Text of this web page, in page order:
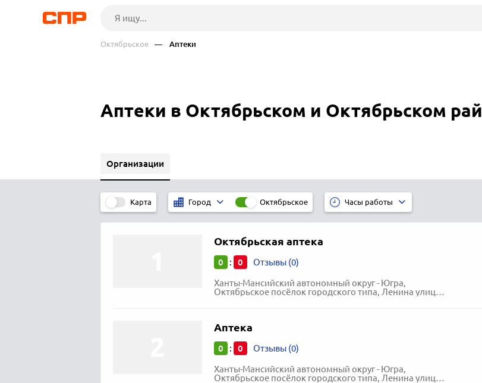
Октябрьское — Аптеки
Аптеки в Октябрьском и Октябрьском
Организации
Карта Город Октябрьское Часы работы
Октябрьская аптека
0 : 0 Отзывы (0)
Ханты-Мансийский автономный округ - Югра,
Октябрьское посёлок городского типа, Ленина улица, 15
Аптека
0 : 0 Отзывы (0)
Ханты-Мансийский автономный округ - Югра,
Октябрьское посёлок городского типа, Ленина улица, 15